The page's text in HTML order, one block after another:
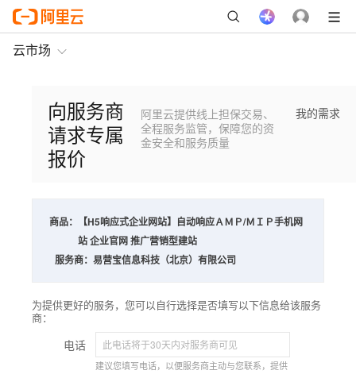
云市场
向服务商
请求专属
报价
阿里云提供线上担保交易、
全程服务监管，保障您的资
金安全和服务质量
我的需求
商品：
【H5响应式企业网站】自动响应ＡＭＰ/ＭＩＰ手机网
站 企业官网 推广营销型建站
服务商： 易营宝信息科技（北京）有限公司
为提供更好的服务，您可以自行选择是否填写以下信息给该服务
商：
电话
建议您填写电话，以便服务商主动与您联系，提供